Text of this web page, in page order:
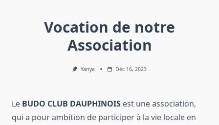
Vocation de notre
Association
Yariya Déc 16, 2023
Le BUDO CLUB DAUPHINOIS est une association,
qui a pour ambition de participer à la vie locale en